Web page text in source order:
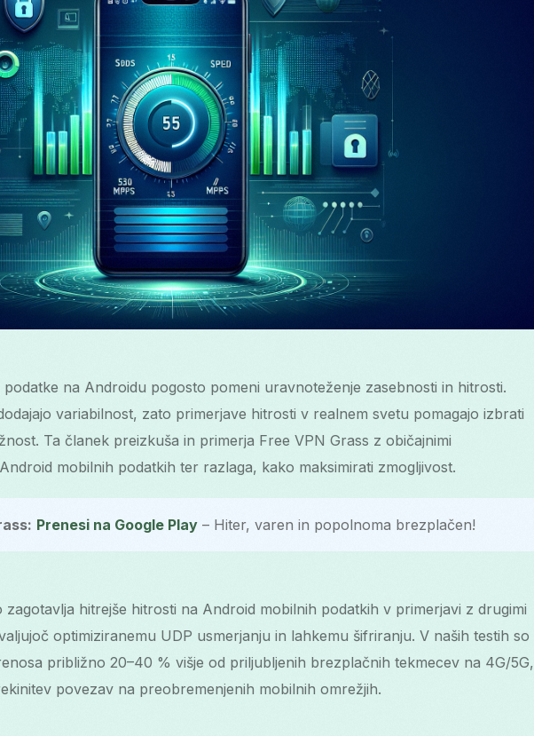
na Androidu pogosto pomeni uravnoteženje zasebnosti in hitrosti.
variabilnost, zato primerjave hitrosti v realnem svetu pomagajo izbrati
Ta članek preizkuša in primerja Free VPN Grass z običajnimi
mobilnih podatkih ter razlaga, kako maksimirati zmogljivost.
Prenesi na Google Play – Hiter, varen in popolnoma brezplačen!
zagotavlja hitrejše hitrosti na Android mobilnih podatkih v primerjavi z drugimi
optimiziranemu UDP usmerjanju in lahkemu šifriranju. V naših testih so
približno 20–40 % višje od priljubljenih brezplačnih tekmecev na 4G/5G,
povezav na preobremenjenih mobilnih omrežjih.